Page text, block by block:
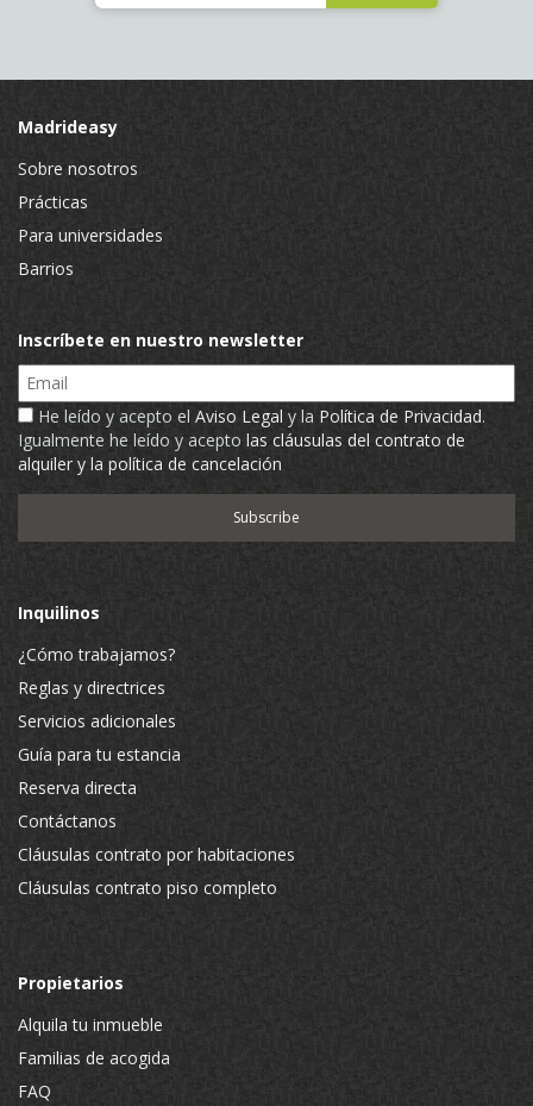
Madrideasy
Sobre nosotros
Prácticas
Para universidades
Barrios
Inscríbete en nuestro newsletter
Email
He leído y acepto el Aviso Legal y la Política de Privacidad.
Igualmente he leído y acepto las cláusulas del contrato de
alquiler y la política de cancelación
Inquilinos
¿Cómo trabajamos?
Reglas y directrices
Servicios adicionales
Guía para tu estancia
Reserva directa
Contáctanos
Cláusulas contrato por habitaciones
Cláusulas contrato piso completo
Propietarios
Alquila tu inmueble
Familias de acogida
FAQ